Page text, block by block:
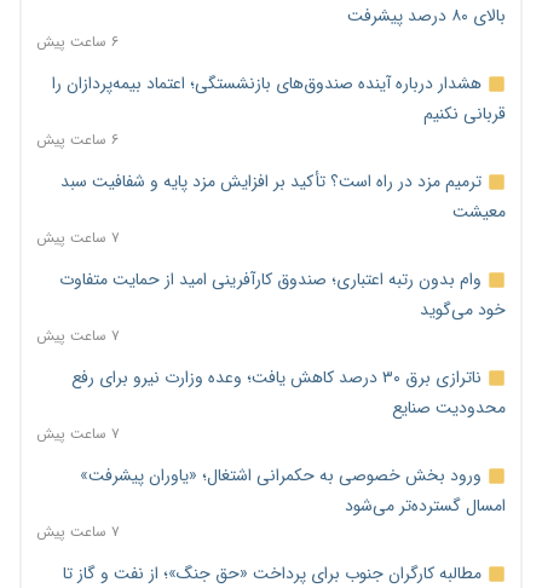
بالای ۸۰ درصد پیشرفت
۶ ساعت پیش
هشدار درباره آینده صندوق‌های بازنشستگی؛ اعتماد بیمه‌پردازان را
قربانی نکنیم
۶ ساعت پیش
ترمیم مزد در راه است؟ تأکید بر افزایش مزد پایه و شفافیت سبد
معیشت
۷ ساعت پیش
وام بدون رتبه اعتباری؛ صندوق کارآفرینی امید از حمایت متفاوت
خود می‌گوید
۷ ساعت پیش
ناترازی برق ۳۰ درصد کاهش یافت؛ وعده وزارت نیرو برای رفع
محدودیت صنایع
۷ ساعت پیش
ورود بخش خصوصی به حکمرانی اشتغال؛ «یاوران پیشرفت»
امسال گسترده‌تر می‌شود
۷ ساعت پیش
مطالبه کارگران جنوب برای پرداخت «حق جنگ»؛ از نفت و گاز تا